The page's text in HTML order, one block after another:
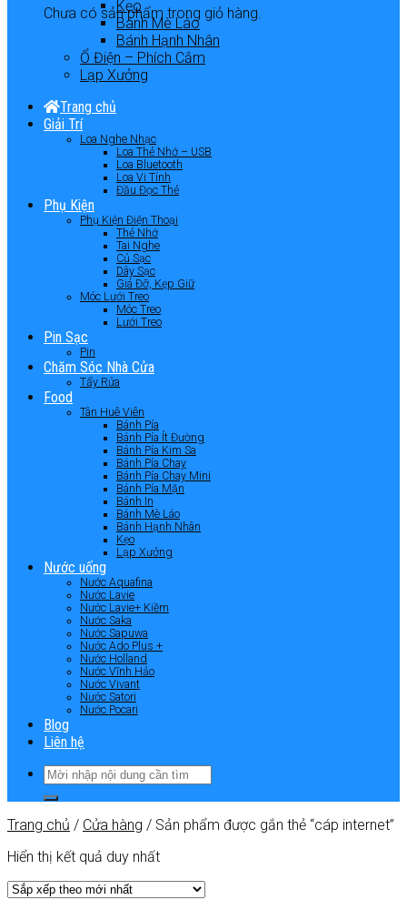
Chưa có sản phẩm trong giỏ hàng.
Kẹo
Bánh Mè Láo
Bánh Hạnh Nhân
Ổ Điện – Phích Cắm
Lạp Xưởng
Trang chủ
Giải Trí
Loa Nghe Nhạc
Loa Thẻ Nhớ – USB
Loa Bluetooth
Loa Vi Tính
Đầu Đọc Thẻ
Phụ Kiện
Phụ Kiện Điện Thoại
Thẻ Nhớ
Tai Nghe
Củ Sạc
Dây Sạc
Giá Đỡ, Kẹp Giữ
Móc Lưới Treo
Móc Treo
Lưới Treo
Pin Sạc
Pin
Chăm Sóc Nhà Cửa
Tẩy Rửa
Food
Tân Huê Viên
Bánh Pía
Bánh Pía Ít Đường
Bánh Pía Kim Sa
Bánh Pía Chay
Bánh Pía Chay Mini
Bánh Pía Mặn
Bánh In
Bánh Mè Láo
Bánh Hạnh Nhân
Kẹo
Lạp Xưởng
Nước uống
Nước Aquafina
Nước Lavie
Nước Lavie+ Kiềm
Nước Saka
Nước Sapuwa
Nước Ado Plus +
Nước Holland
Nước Vĩnh Hảo
Nước Vivant
Nước Satori
Nước Pocari
Blog
Liên hệ
Trang chủ / Cửa hàng / Sản phẩm được gắn thẻ “cáp internet”
Hiển thị kết quả duy nhất